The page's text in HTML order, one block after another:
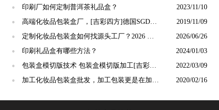
专业技术[吉彩四方]
● 印刷厂如何定制普洱茶礼品盒？ 2023/11/10
●
高端化妆品包装盒厂，[吉彩四方]德国SGD技
术让平面更有真实感
2019/11/09
●
定制化妆品包装盒如何找源头工厂？2026 年
6 月广州靠谱化妆品包装盒厂家筛选技巧
2026/06/26
● 印刷礼品盒有哪些方法？ 2024/01/03
●
包装盒模切版技术 包装盒模切版加工[吉彩四
方]
2022/03/09
●
加工化妆品包装盒批发，加工包装更是在加工
2020/02/16